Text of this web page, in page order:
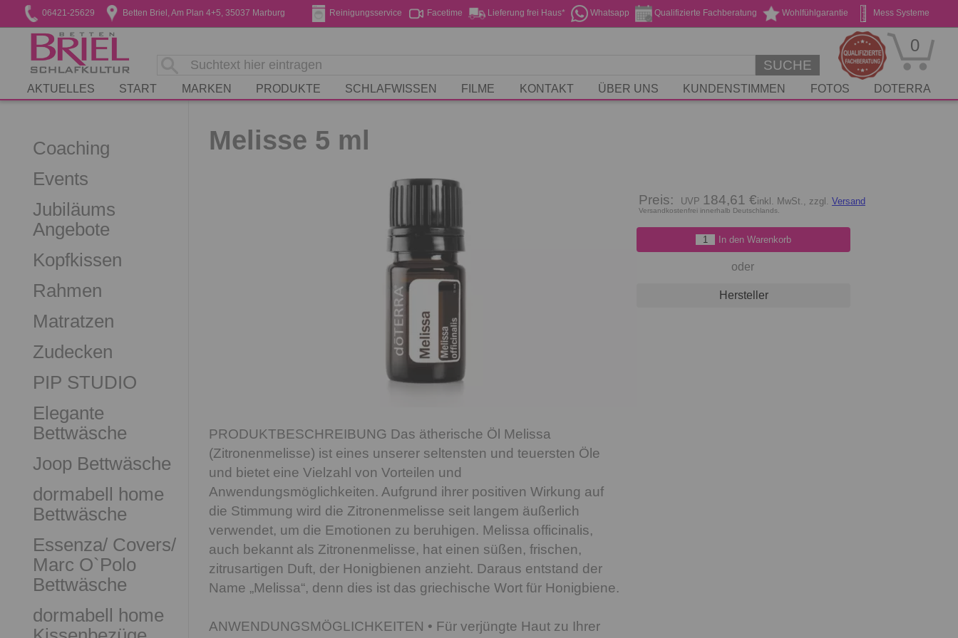
06421-25629 Betten Briel, Am Plan 4+5, 35037 Marburg Mess Systeme
Wohlfühlgarantie
Qualifizierte Fachberatung
Whatsapp
Lieferung frei Haus*
Facetime
Reinigungsservice
Stickservice
Geschenk Gutscheine
SUCHE
0
AKTUELLES START MARKEN PRODUKTE SCHLAFWISSEN FILME KONTAKT ÜBER UNS KUNDENSTIMMEN FOTOS DOTERRA
Coaching
Events
Jubiläums
Angebote
Kopfkissen
Rahmen
Matratzen
Zudecken
PIP STUDIO
Elegante
Bettwäsche
Joop Bettwäsche
dormabell home
Bettwäsche
Essenza/ Covers/
Marc O`Polo
Bettwäsche
dormabell home
Melisse 5 ml
PRODUKTBESCHREIBUNG Das ätherische Öl Melissa
(Zitronenmelisse) ist eines unserer seltensten und teuersten Öle
und bietet eine Vielzahl von Vorteilen und
Anwendungsmöglichkeiten. Aufgrund ihrer positiven Wirkung auf
die Stimmung wird die Zitronenmelisse seit langem äußerlich
verwendet, um die Emotionen zu beruhigen. Melissa officinalis,
auch bekannt als Zitronenmelisse, hat einen süßen, frischen,
zitrusartigen Duft, der Honigbienen anzieht. Daraus entstand der
Name „Melissa“, denn dies ist das griechische Wort für Honigbiene.
ANWENDUNGSMÖGLICHKEITEN • Für verjüngte Haut zu Ihrer
Preis: 184,61 €inkl. MwSt., zzgl. Versand
Versandkostenfrei innerhalb Deutschlands.
In den Warenkorb
oder
Hersteller